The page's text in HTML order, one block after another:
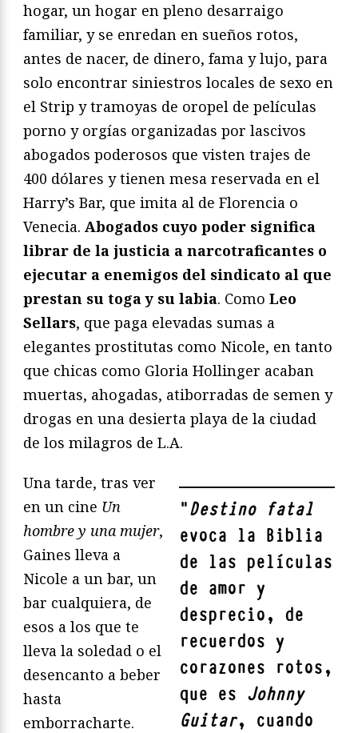
hogar, un hogar en pleno desarraigo
familiar, y se enredan en sueños rotos,
antes de nacer, de dinero, fama y lujo, para
solo encontrar siniestros locales de sexo en
el Strip y tramoyas de oropel de películas
porno y orgías organizadas por lascivos
abogados poderosos que visten trajes de
400 dólares y tienen mesa reservada en el
Harry’s Bar, que imita al de Florencia o
Venecia. Abogados cuyo poder significa
librar de la justicia a narcotraficantes o
ejecutar a enemigos del sindicato al que
prestan su toga y su labia. Como Leo
Sellars, que paga elevadas sumas a
elegantes prostitutas como Nicole, en tanto
que chicas como Gloria Hollinger acaban
muertas, ahogadas, atiborradas de semen y
drogas en una desierta playa de la ciudad
de los milagros de L.A.
"Destino fatal
evoca la Biblia
de las películas
de amor y
desprecio, de
recuerdos y
corazones rotos,
que es Johnny
Guitar, cuando
Una tarde, tras ver
en un cine Un
hombre y una mujer,
Gaines lleva a
Nicole a un bar, un
bar cualquiera, de
esos a los que te
lleva la soledad o el
desencanto a beber
hasta
emborracharte.